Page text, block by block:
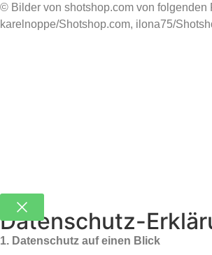
© Bilder von shotshop.com von folgenden
karelnoppe/Shotshop.com, ilona75/
Datenschutz-
1. Datenschutz auf einen Blick